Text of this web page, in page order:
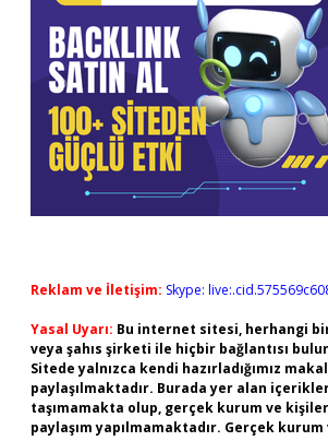
Reklam ve İletişim: Skype:
Yasal Uyarı: Bu internet sitesi, herhangi
veya şahıs şirketi ile hiçbir bağlantısı
Sitede yalnızca kendi hazırladığımız
paylaşılmaktadır. Burada yer alan
taşımamakta olup, gerçek kurum ve
paylaşım yapılmamaktadır. Gerçek